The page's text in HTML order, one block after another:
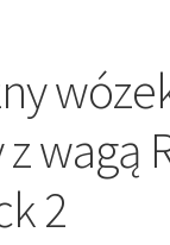
wagą
2